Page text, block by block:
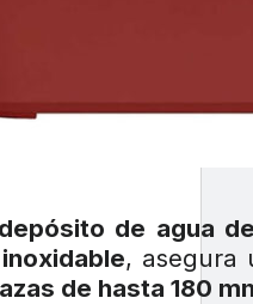
depósito de agua de
, asegura
de hasta 180